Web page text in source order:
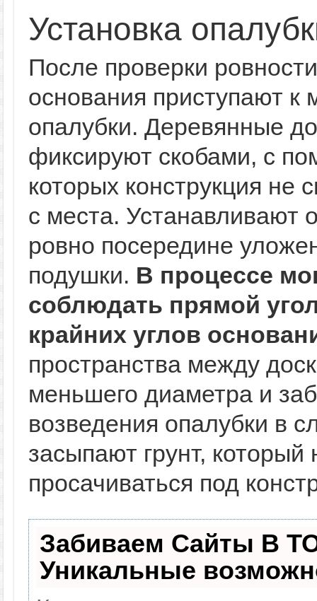
Установка
После проверки ровности
основания приступают к
опалубки. Деревянные
фиксируют скобами, с
которых конструкция не
с места. Устанавливают
ровно посередине
подушки. В процессе
соблюдать прямой
крайних углов
пространства между
меньшего диаметра и
возведения опалубки в
засыпают грунт, который
просачиваться под
Забиваем Сайты В
Уникальные